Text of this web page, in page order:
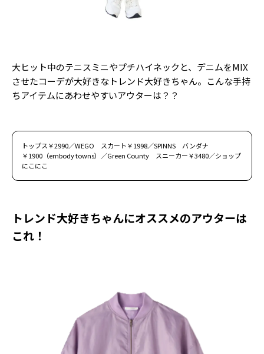
大ヒット中のテニスミニやプチハイネックと、デニムをMIX
させたコーデが大好きなトレンド大好きちゃん。こんな手持
ちアイテムにあわせやすいアウターは？？
トップス￥2990／WEGO スカート￥1998／SPINNS バンダナ
￥1900（embody towns）／Green County スニーカー￥3480／ショップ
にこにこ
トレンド大好きちゃんにオススメのアウターは
これ！